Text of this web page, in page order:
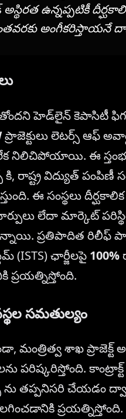
అస్థిరత ఉన్నప్పటికీ
ఎంతవరకు
హెడ్‌లైన్ కెపాసిటీ
ప్రాజెక్టులు లెటర్స్ ఆఫ్
లేక నిలిచిపోయాయి. ఈ
కి, రాష్ట్ర విద్యుత్ పంపిణీ
ఈ సంస్థలు
లేదా మార్కెట్
ప్రతిపాదిత రిలీఫ్
(ISTS) ఛార్జీలపై 100%
ప్రయత్నిస్తోంది.
సమతుల్యం
మంత్రిత్వ శాఖ ప్రాజెక్ట్
కాంట్రాక్ట్
ను తప్పనిసరి చేయడం
ప్రయత్నిస్తోంది.